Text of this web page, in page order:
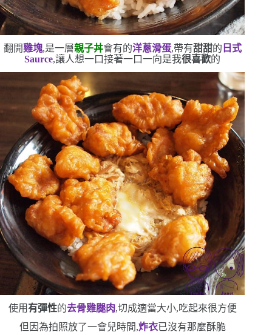
翻開雞塊,是一層親子丼會有的洋蔥滑蛋,帶有甜甜的 日式
Saurce,讓人想一口接著一口一向是我很喜歡的
使用有彈性的去骨雞腿肉,切成適當大小,吃起來很方便
但因為拍照放了一會兒時間,炸衣已沒有那麼酥脆